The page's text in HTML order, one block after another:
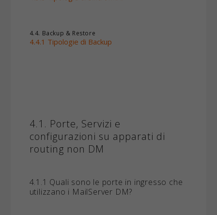
4.4. Backup & Restore
4.4.1 Tipologie di Backup
4.1. Porte, Servizi e
configurazioni su apparati di
routing non DM
4.1.1 Quali sono le porte in ingresso che
utilizzano i MailServer DM?